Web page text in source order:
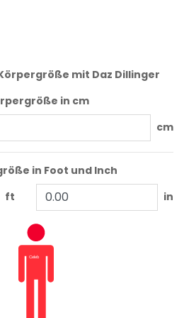
mit Daz Dillinger
in cm
cm
in Foot und Inch
ft
in